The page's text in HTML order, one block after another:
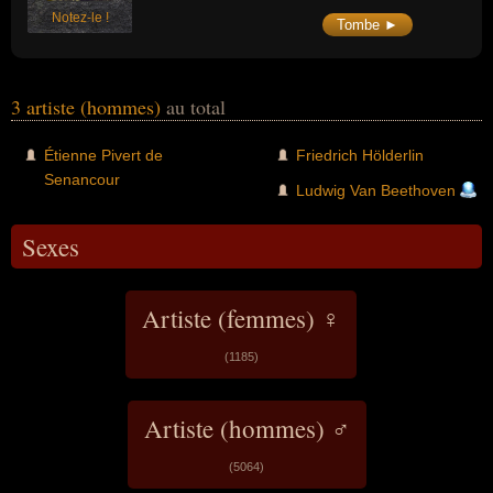
Notez-le ! Tombe ►
3 artiste (hommes) au total
Étienne Pivert de
Senancour
Friedrich Hölderlin
Ludwig Van Beethoven
Sexes
Artiste (femmes) ♀
(1185)
Artiste (hommes) ♂
(5064)